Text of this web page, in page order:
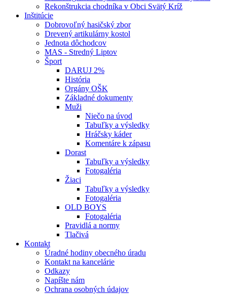
Rekonštrukcia chodníka v Obci Svätý Kríž
Inštitúcie
Dobrovoľný hasičský zbor
Drevený artikulárny kostol
Jednota dôchodcov
MAS - Stredný Liptov
Šport
DARUJ 2%
História
Orgány OŠK
Základné dokumenty
Muži
Niečo na úvod
Tabuľky a výsledky
Hráčsky káder
Komentáre k zápasu
Dorast
Tabuľky a výsledky
Fotogaléria
Žiaci
Tabuľky a výsledky
Fotogaléria
OLD BOYS
Fotogaléria
Pravidlá a normy
Tlačivá
Kontakt
Úradné hodiny obecného úradu
Kontakt na kancelárie
Odkazy
Napíšte nám
Ochrana osobných údajov